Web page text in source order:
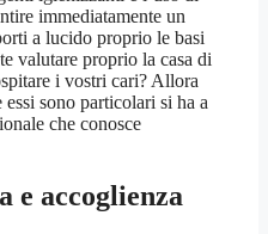
immediatamente un
a lucido proprio le basi
valutare proprio la casa di
i vostri cari? Allora
sono particolari si ha a
che conosce
e accoglienza